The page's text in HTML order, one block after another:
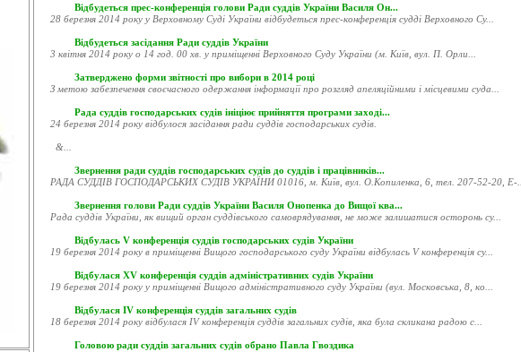
Відбудеться прес-конференція голови Ради суддів України Василя Он...
28 березня 2014 року у Верховному Суді України відбудеться прес-конференція судді Верховного Су...
Відбудеться засідання Ради суддів України
3 квітня 2014 року о 14 год. 00 хв. у приміщенні Верховного Суду України (м. Київ, вул. П. Орли...
Затверджено форми звітності про вибори в 2014 році
З метою забезпечення своєчасного одержання інформації про розгляд апеляційними і місцевими суда...
Рада суддів господарських судів ініціює прийняття програми заході...
24 березня 2014 року відбулося засідання ради суддів господарських судів.
&...
Звернення ради суддів господарських судів до суддів і працівників...
РАДА СУДДІВ ГОСПОДАРСЬКИХ СУДІВ УКРАЇНИ 01016, м. Київ, вул. О.Копиленка, 6, тел. 207-52-20, E-...
Звернення голови Ради суддів України Василя Онопенка до Вищої ква...
Рада суддів України, як вищий орган суддівського самоврядування, не може залишатися осторонь су...
Відбулась V конференція суддів господарських судів України
19 березня 2014 року в приміщенні Вищого господарського суду України відбулась V конференція су...
Відбулася XV конференція суддів адміністративних судів України
19 березня 2014 року у приміщенні Вищого адміністративного суду України (вул. Московська, 8, ко...
Відбулася ІV конференція суддів загальних судів
18 березня 2014 року відбулася ІV конференція суддів загальних судів, яка була скликана радою с...
Головою ради суддів загальних судів обрано Павла Гвоздика